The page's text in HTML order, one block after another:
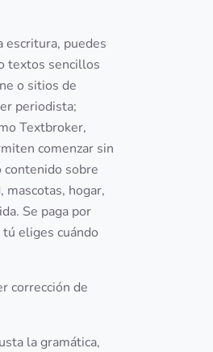
escritura, puedes
textos sencillos
o sitios de
periodista;
Textbroker,
comenzar sin
contenido sobre
mascotas, hogar,
Se paga por
eliges cuándo
corrección de
la gramática,